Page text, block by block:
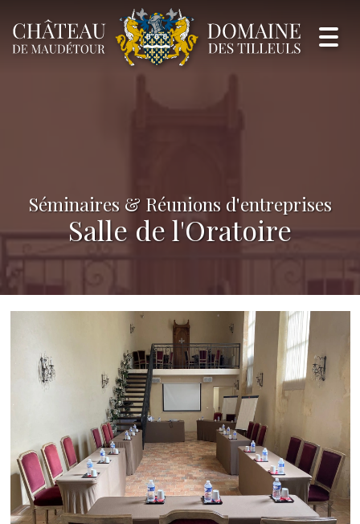
Séminaires & Réunions d'entreprises
Salle de l'Oratoire